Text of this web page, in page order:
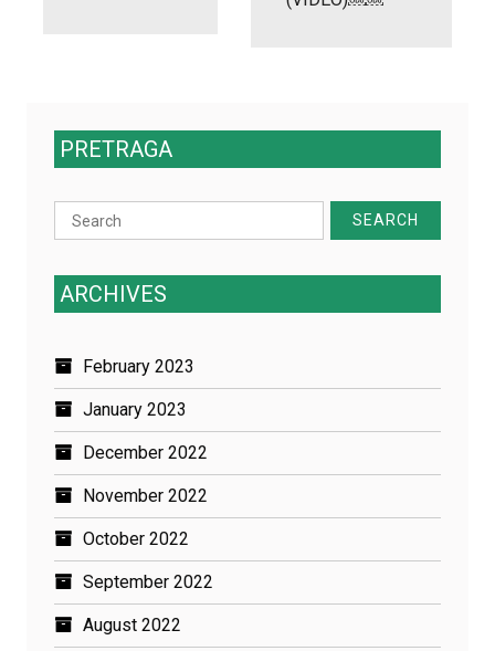
PRETRAGA
Search
for:
ARCHIVES
February 2023
January 2023
December 2022
November 2022
October 2022
September 2022
August 2022